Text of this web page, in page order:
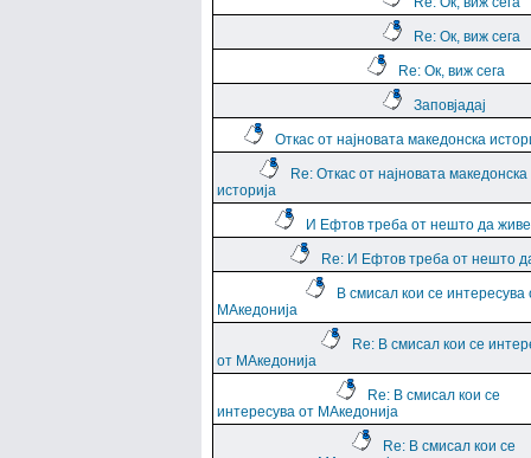
Re: Ок, виж сега
Re: Ок, виж сега
Заповјадај
Откас от најновата македонска
Re: Откас от најновата македонска
историја
И Ефтов треба от нешто да
Re: И Ефтов треба от нешто
В смисал кои се интересува
МАкедонија
Re: В смисал кои се
от МАкедонија
Re: В смисал кои се
интересува от МАкедонија
Re: В смисал кои се